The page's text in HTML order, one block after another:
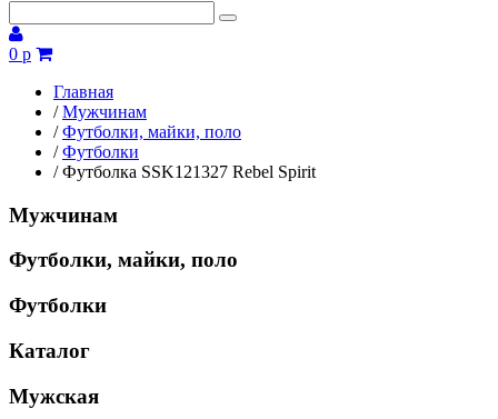
0 р
Главная
/ Мужчинам
/ Футболки, майки, поло
/ Футболки
/ Футболка SSK121327 Rebel Spirit
Мужчинам
Футболки, майки, поло
Футболки
Каталог
Мужская